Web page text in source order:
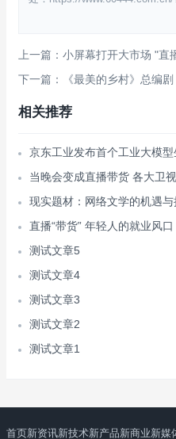
上一篇：小屏幕打开大市场 "
下一篇：《最美的乡村》总编
相关推荐
京东工业发布首个工业大模型
当晚会变成直播带货 各大卫
现实题材：网络文学的机遇与
直播“带货” 年轻人的就业风口
测试文章5
测试文章4
测试文章3
测试文章2
测试文章1
首页新资讯新技术新产品新商业新媒